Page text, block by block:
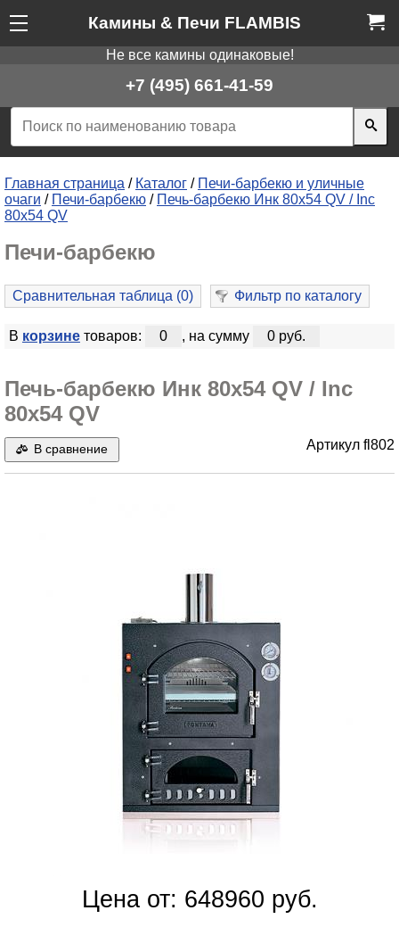
Камины & Печи FLAMBIS
Не все камины одинаковые!
+7 (495) 661-41-59
Главная страница / Каталог / Печи-барбекю и уличные
очаги / Печи-барбекю / Печь-барбекю Инк 80х54 QV / Inc
80x54 QV
Печи-барбекю
Сравнительная таблица (0) Фильтр по каталогу
В корзинетоваров: 0 , на сумму 0 руб.
Печь-барбекю Инк 80х54 QV / Inc
80x54 QV
В сравнение Артикул fl802
Цена от: 648960 руб.